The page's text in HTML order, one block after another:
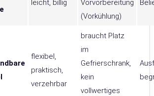
leicht, billig
Vorvorbereitung
(Vorkühlung)
flexibel,
praktisch,
verzehrbar
braucht Platz
im
Gefrierschrank,
kein
vollwertiges